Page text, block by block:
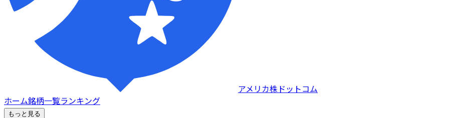
アメリカ株ドットコム
ホーム銘柄一覧ランキング
もっと見る